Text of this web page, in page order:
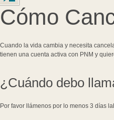
Cómo
Cuando la vida cambia y necesita
tienen una cuenta activa con PNM y
¿Cuándo debo
Por favor llámenos por lo menos 3 días